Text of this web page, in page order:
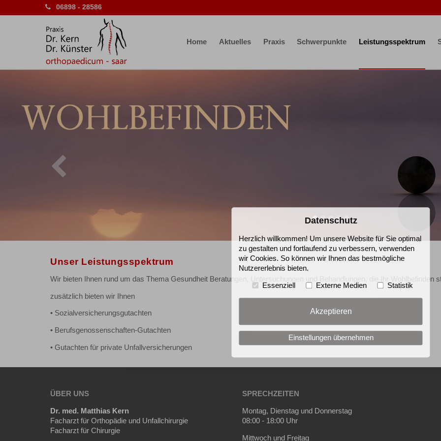
06898 - 28586
Home Aktuelles Praxis Schwerpunkte Leistungsspektrum
Unser Leistungsspektrum
Wir bieten Ihnen rund um das Thema Gesundheit Beratungen, Untersuchungen und Behandlungen, die Ihr Wohlbefinden
zusätzlich bieten wir Ihnen
• Sozialversicherungsgutachten
• Berufsgenossenschaften-Gutachten
• Gutachten für private Unfallversicherungen
ÜBER UNS
Dr. med. Matthias Kern
Facharzt für Orthopädie und Unfallchirurgie
Facharzt für Chirurgie
SPRECHZEITEN
Montag, Dienstag und Donnerstag
08:00 - 18:00 Uhr
Mittwoch und Freitag
Datenschutz
Herzlich willkommen! Um unsere Website für Sie optimal
zu gestalten und fortlaufend zu verbessern, verwenden
wir Cookies. So können wir Ihnen das bestmögliche
Nutzererlebnis bieten.
Essenziell Externe Medien Statistik
Akzeptieren
Einstellungen übernehmen